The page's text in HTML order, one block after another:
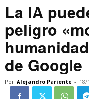
La IA
peligro
de Google
Por Alejandro Pariente - 18/